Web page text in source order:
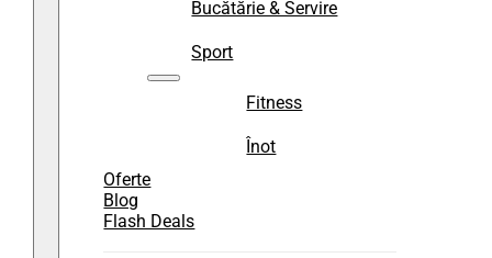
Bucătărie & Servire
Sport
Fitness
Înot
Oferte
Blog
Flash Deals